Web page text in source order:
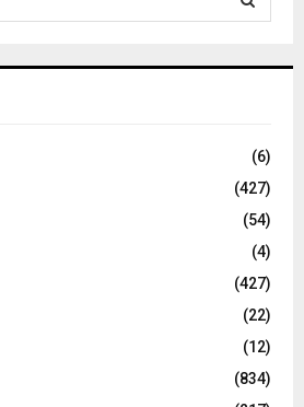
C
(6)
(427)
(54)
(4)
(427)
(22)
(12)
(834)